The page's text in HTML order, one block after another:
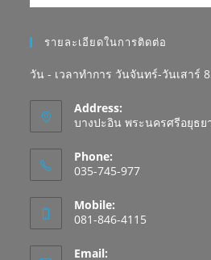
รายละเอียดในการติดต่อ
วัน - เวลาทำการ วันจันทร์-วันเสาร์
Address:
บางปะอิน พระนครศรีอยุธย
Phone:
035-745-977
Mobile:
081-846-4115
Email: